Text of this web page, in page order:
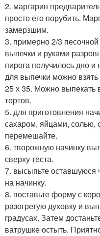
2. маргарин
просто его порубить.
замерзшим.
3. примерно 2/3
выпечки и руками
пирога получилось дно
для выпечки можно
25 х 35. Можно выпекать
тортов.
5. для приготовления
сахаром, яйцами,
перемешайте.
6. творожную начинку
сверху теста.
7. высыпьте оставшуюся
на начинку.
8. поставьте форму с
разогретую духовку и
градусах. Затем
ватрушке остыть.